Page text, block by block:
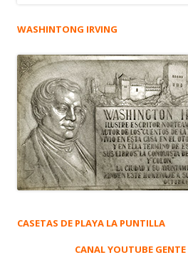
WASHINTONG IRVING
CASETAS DE PLAYA LA PUNTILLA
CANAL YOUTUBE GENTE